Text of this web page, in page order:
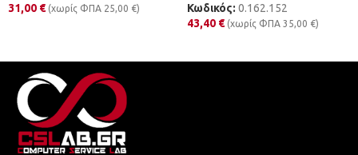
31,00 € (χωρίς ΦΠΑ 25,00 €)
Κωδικός: 0.162.152
43,40 € (χωρίς ΦΠΑ 35,00 €)